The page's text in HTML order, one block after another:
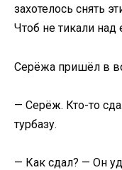
захотелось снять
Чтоб не тикали
Серёжа пришёл в
— Серёж. Кто-то
турбазу.
— Как сдал? — Он